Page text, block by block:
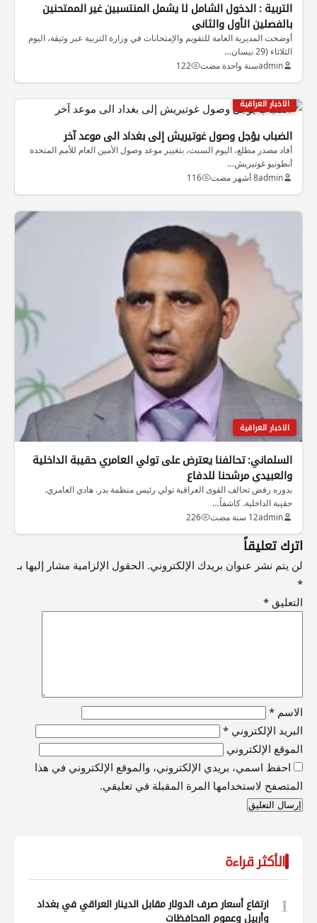
التربية : الدخول الشامل لا يشمل المنتسبين غير الممتحنين
بالفصلين الأول والثاني
أوضحت المديرية العامة للتقويم والإمتحانات في وزارة التربية عبر وثيقة، اليوم
الثلاثاء (29 نيسان…
adminسنة واحدة مضت 122
الاخبار العراقية
الضباب يؤجل وصول غوتيريش إلى بغداد الى موعد آخر
أفاد مصدر مطلع، اليوم السبت، بتغيير موعد وصول الأمين العام للأمم المتحدة
أنطونيو غوتيريش…
admin8 أشهر مضت 116
الاخبار العراقية
السلماني: تحالفنا يعترض على تولي العامري حقيبة الداخلية
والعبيدي مرشحنا للدفاع
بدوره رفض تحالف القوى العراقية تولي رئيس منظمة بدر. هادي العامري.
حقيبة الداخلية. كاشفاً…
admin12 سنة مضت 226
اترك تعليقاً
لن يتم نشر عنوان بريدك الإلكتروني. الحقول الإلزامية مشار إليها بـ
*
التعليق *
الاسم *
البريد الإلكتروني *
الموقع الإلكتروني
احفظ اسمي، بريدي الإلكتروني، والموقع الإلكتروني في هذا
المتصفح لاستخدامها المرة المقبلة في تعليقي.
الأكثر قراءة
1
ارتفاع أسعار صرف الدولار مقابل الدينار العراقي في بغداد
وأربيل وعموم المحافظات